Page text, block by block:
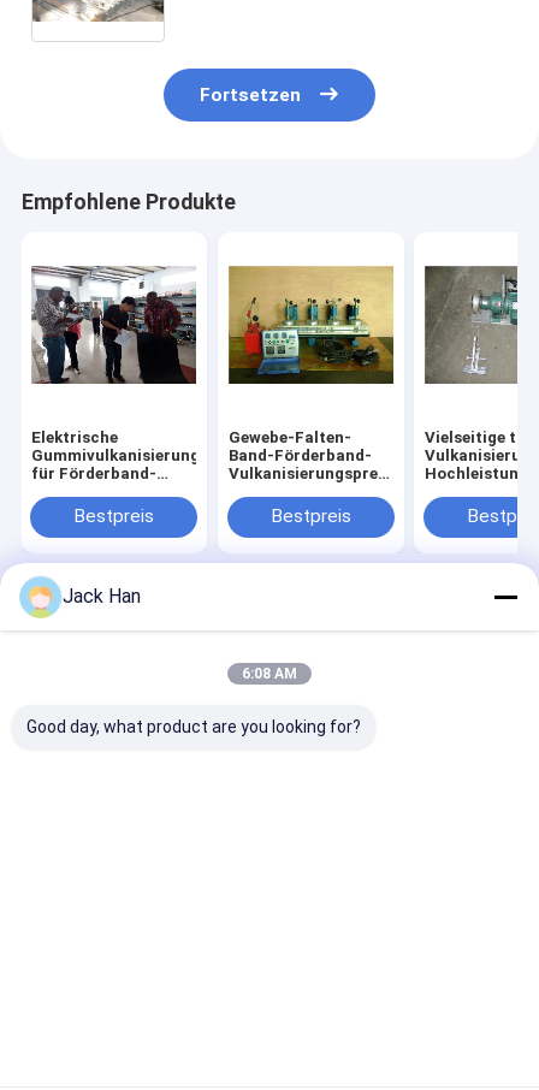
Fortsetzen
Empfohlene Produkte
Elektrische
Gummivulkanisierungsmaschine
für Förderband-
GrößeBestpreis
Gewebe-Falten-
Band-Förderband-
Vulkanisierungspresse
vorbildlichem
Heizelement
Bestpreis
Vielseitige
Maschine
Startseite
Sitemap
Privacy Policy
Förderband-VulkanisatorChina Fabrik.Copyright © 2025
Qingdao Leno Industry Co.,Ltd. All Rights Reserved.
Jack Han
6:08 AM
Good day, what product are you looking for?